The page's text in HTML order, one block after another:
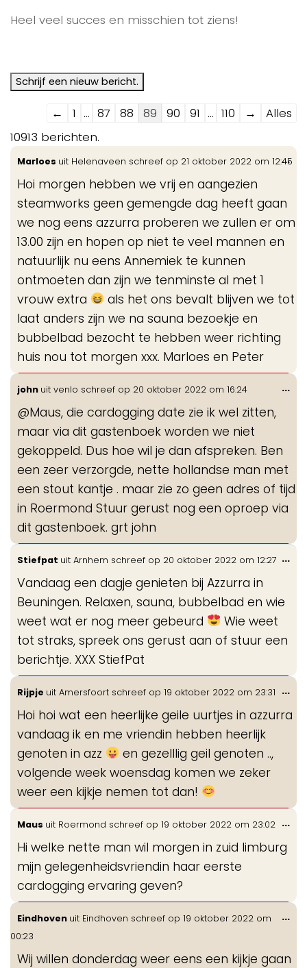
Heel veel succes en misschien tot ziens!
Navigatie
door
de
gastenboek-
lijst
← 1 ... 87 88 89 90 91 ... 110 →
Alles
10913 berichten.
Marloes uit Helenaveen schreef op 21 oktober 2022 om 12:45
Hoi morgen hebben we vrij en aangezien
steamworks geen gemengde dag heeft gaan
we nog eens azzurra proberen we zullen er om
13.00 zijn en hopen op niet te veel mannen en
natuurlijk nu eens Annemiek te kunnen
ontmoeten dan zijn we tenminste al met 1
vrouw extra
als het ons bevalt blijven we tot
laat anders zijn we na sauna bezoekje en
bubbelbad bezocht te hebben weer richting
huis nou tot morgen xxx. Marloes en Peter
...
john uit venlo schreef op 20 oktober 2022 om 16:24
@Maus, die cardogging date zie ik wel zitten,
maar via dit gastenboek worden we niet
gekoppeld. Dus hoe wil je dan afspreken. Ben
een zeer verzorgde, nette hollandse man met
een stout kantje . maar zie zo geen adres of tijd
in Roermond Stuur gerust nog een oproep via
dit gastenboek. grt john
...
Stiefpat uit Arnhem schreef op 20 oktober 2022 om 12:27
Vandaag een dagje genieten bij Azzurra in
Beuningen. Relaxen, sauna, bubbelbad en wie
weet wat er nog meer gebeurd
Wie weet
tot straks, spreek ons gerust aan of stuur een
berichtje. XXX StiefPat
...
Rijpje uit Amersfoort schreef op 19 oktober 2022 om 23:31
Hoi hoi wat een heerlijke geile uurtjes in azzurra
vandaag ik en me vriendin hebben heerlijk
genoten in azz
en gezelllig geil genoten ..,
volgende week woensdag komen we zeker
weer een kijkje nemen tot dan!
...
Maus uit Roermond schreef op 19 oktober 2022 om 23:02
Hi welke nette man wil morgen in zuid limburg
mijn gelegenheidsvriendin haar eerste
cardogging ervaring geven?
...
Eindhoven uit Eindhoven schreef op 19 oktober 2022 om
00:23
Wij willen donderdag weer eens een kijkje gaan
...